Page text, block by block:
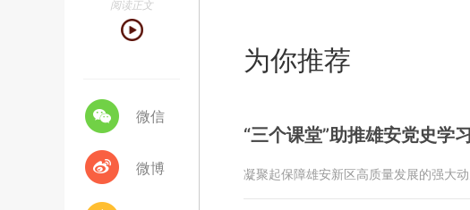
阅读正文
微信
微博
为你推荐
“三个课堂”助推雄安党史学
凝聚起保障雄安新区高质量发展的强大动